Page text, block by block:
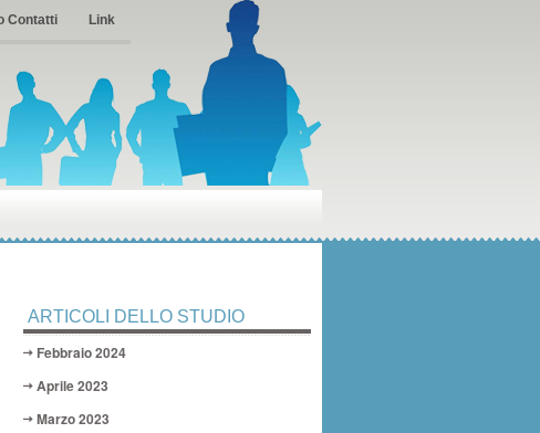
Contatti Link
ARTICOLI DELLO STUDIO
Febbraio 2024
Aprile 2023
Marzo 2023